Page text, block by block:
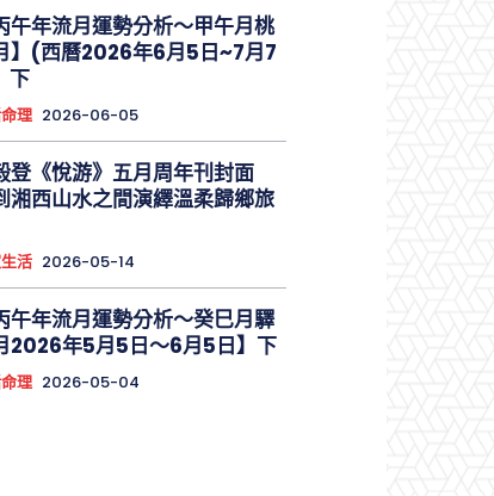
午年流月運勢分析～甲午月桃
】(西曆2026年6月5日~7月7
下
理 2026-06-05
登《悅游》五月周年刊封面
湘西山水之間演繹溫柔歸鄉旅
活 2026-05-14
午年流月運勢分析～癸巳月驛
2026年5月5日～6月5日】下
理 2026-05-04